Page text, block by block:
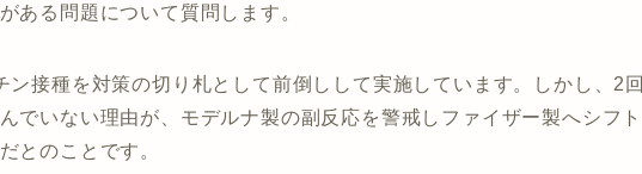
ある問題について質問します。
ン接種を対策の切り札として前倒しして実施しています。しかし、2回
でいない理由が、モデルナ製の副反応を警戒しファイザー製へシフト
とのことです。